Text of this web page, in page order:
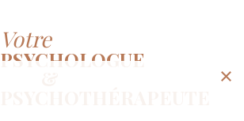
Votre
PSYCHOLOGUE
×